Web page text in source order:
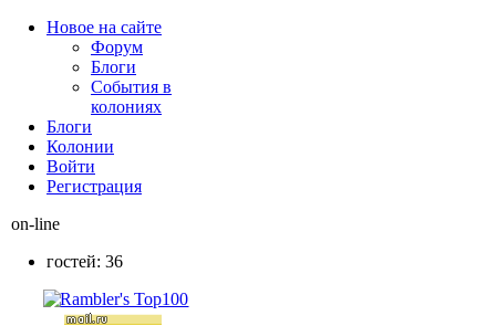
Новое на сайте
Форум
Блоги
События в
колониях
Блоги
Колонии
Войти
Peгиcтpaция
on-line
гостей: 36